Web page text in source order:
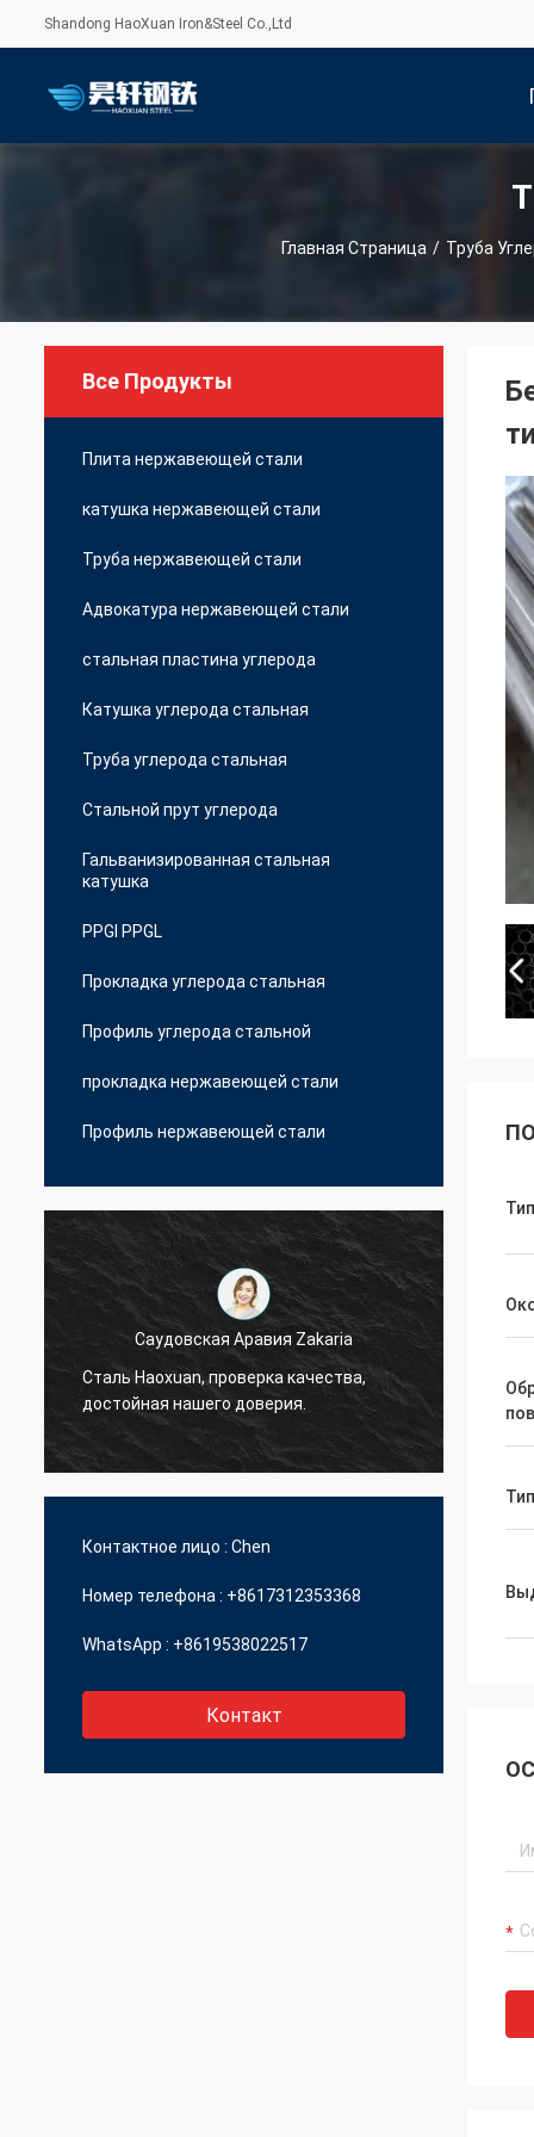
Shandong HaoXuan Iron&Steel Co.,Ltd
Главная Страница / Труба
Все Продукты
Плита нержавеющей стали
катушка нержавеющей стали
Труба нержавеющей стали
Адвокатура нержавеющей стали
стальная пластина углерода
Катушка углерода стальная
Труба углерода стальная
Стальной прут углерода
Гальванизированная стальная
катушка
PPGI PPGL
Прокладка углерода стальная
Профиль углерода стальной
прокладка нержавеющей стали
Профиль нержавеющей стали
Саудовская Аравия Zakaria
Сталь Haoxuan, проверка качества,
достойная нашего доверия.
Контактное лицо : Chen
Номер телефона : +8617312353368
WhatsApp : +8619538022517
Контакт